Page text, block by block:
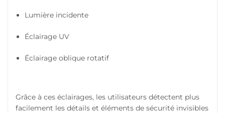
Lumière incidente
Éclairage UV
Éclairage oblique rotatif
Grâce à ces éclairages, les utilisateurs détectent plus
facilement les détails et éléments de sécurité invisibles